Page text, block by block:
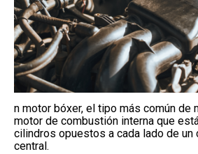
n motor bóxer, el tipo más común de
motor de combustión interna que
cilindros opuestos a cada lado de un
central.